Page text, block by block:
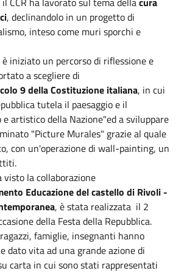
, declinandolo in un progetto di
inteso come muri sporchi e
iniziato un percorso di riflessione e
a scegliere di
9 della Costituzione italiana, in cui
tutela il paesaggio e il
artistico della Nazione"ed a sviluppare
"Picture Murales" grazie al quale
con un'operazione di wall-painting, un
visto la collaborazione
Educazione del castello di Rivoli -
, è stata realizzata il 2
della Festa della Repubblica.
famiglie, insegnanti hanno
dato vita ad una grande azione di
carta in cui sono stati rappresentati